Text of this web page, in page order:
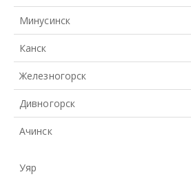
Минусинск
Канск
Железногорск
Дивногорск
Ачинск
Уяр